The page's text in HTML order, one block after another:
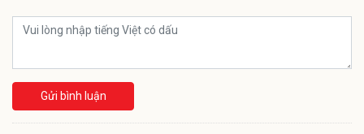
Gửi bình luận